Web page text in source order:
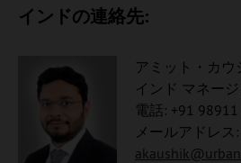
インドの連絡先:
アミット・カウ
インド マネー
電話: +91 98911
メールアドレス: